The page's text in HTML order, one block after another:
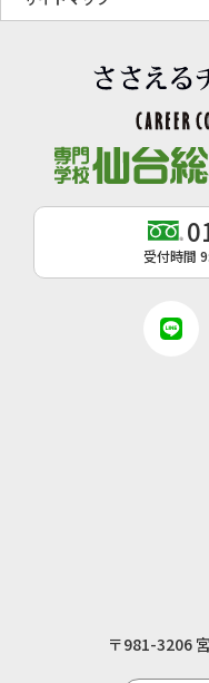
受付時間
〒981-3206